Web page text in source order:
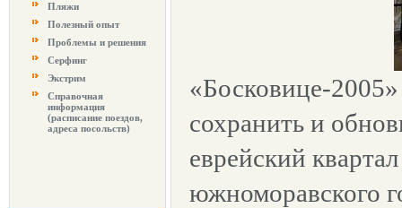
Пляжи
Полезный опыт
Проблемы и решения
Серфинг
Экстрим
Справочная
информация
(расписание поездов,
адреса посольств)
«Босковице-
сохранить и
еврейский
южноморавского